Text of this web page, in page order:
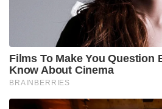
Films To Make You Question
Know About Cinema
BRAINBERRIES